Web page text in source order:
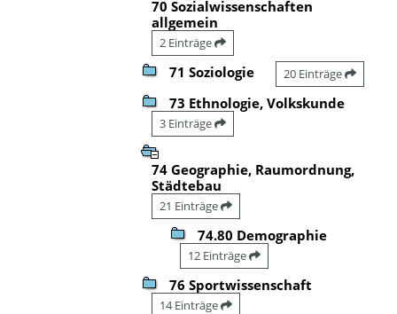
70 Sozialwissenschaften
allgemein
2 Einträge
71 Soziologie 20 Einträge
73 Ethnologie, Volkskunde
3 Einträge
74 Geographie, Raumordnung,
Städtebau
21 Einträge
74.80 Demographie
12 Einträge
76 Sportwissenschaft
14 Einträge